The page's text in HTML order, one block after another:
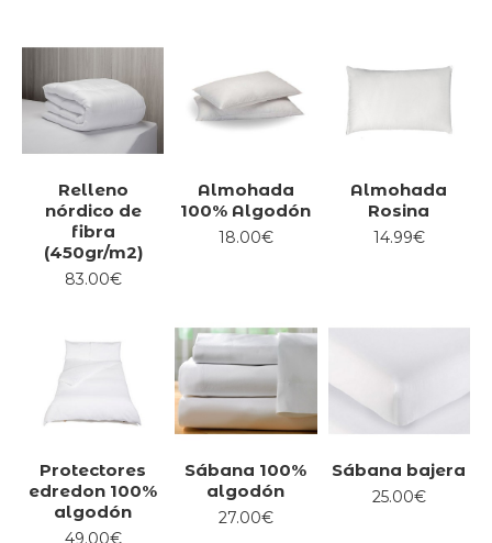
Relleno
nórdico de
fibra
(450gr/m2)
83.00€
Almohada
100% Algodón
18.00€
Almohada
Rosina
14.99€
Protectores
edredon 100%
algodón
49.00€
Sábana 100%
algodón
27.00€
Sábana bajera
25.00€